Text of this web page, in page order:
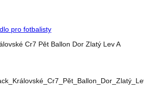
pro fotbalisty
Cr7 Pět Ballon Dor Zlatý Lev A